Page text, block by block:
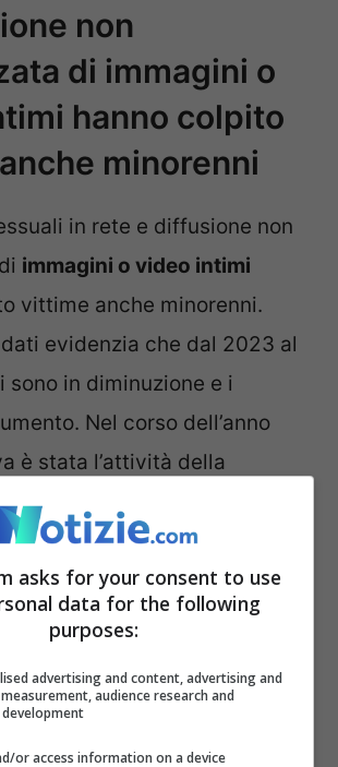
non
di immagini o
hanno colpito
minorenni
in rete e diffusione non
immagini o video intimi
vittime anche minorenni.
dati evidenzia che dal 2023 al
sono in diminuzione e i
Nel corso dell’anno
è stata l’attività della
riguardo il contrasto ai
persona commessi
dei dispositivi
i social network. Particolare
previste dal “codice
asks for your consent to use
data for the following
purposes:
advertising and content, advertising and
audience research and
development
or access information on a device